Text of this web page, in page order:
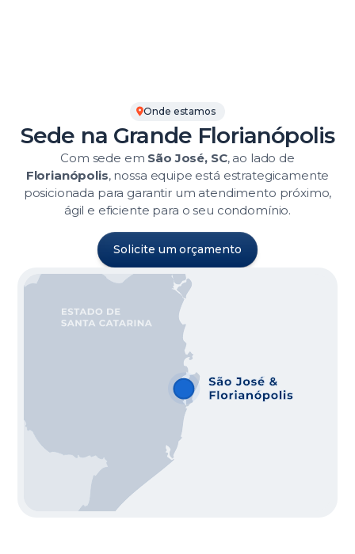
Onde estamos
Sede na Grande Florianópolis
Com sede em São José, SC, ao lado de
Florianópolis, nossa equipe está estrategicamente
posicionada para garantir um atendimento próximo,
ágil e eficiente para o seu condomínio.
Solicite um orçamento